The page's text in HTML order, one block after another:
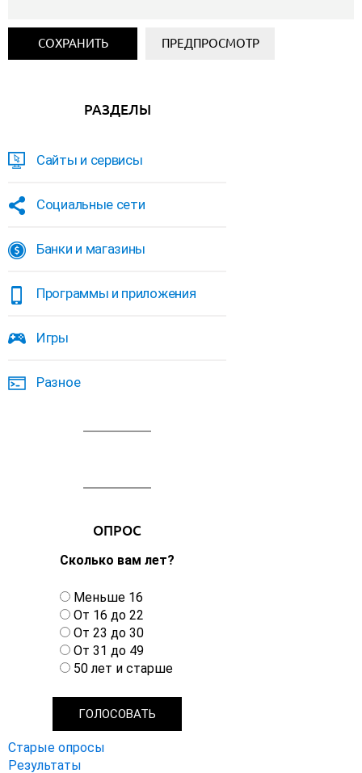
РАЗДЕЛЫ
Сайты и сервисы
Социальные сети
Банки и магазины
Программы и приложения
Игры
Разное
ОПРОС
Сколько вам лет?
В
а
р
и
а
Меньше 16
От 16 до 22
От 23 до 30
От 31 до 49
50 лет и старше
Старые опросы
Результаты